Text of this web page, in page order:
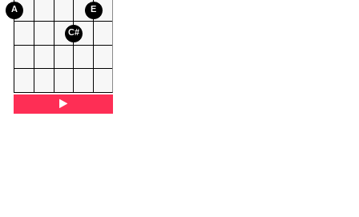
A
C#
E